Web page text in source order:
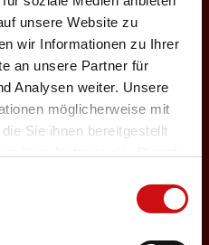
unsere Website zu
wir Informationen zu Ihrer
an unsere Partner für
Analysen weiter. Unsere
möglicherweise mit
Sie ihnen bereitgestellt